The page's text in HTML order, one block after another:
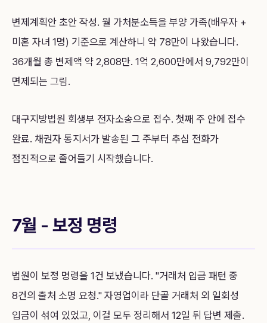
변제계획안 초안 작성. 월 가처분소득을 부양 가족(배우자 +
미혼 자녀 1명) 기준으로 계산하니 약 78만이 나왔습니다.
36개월 총 변제액 약 2,808만. 1억 2,600만에서 9,792만이
면제되는 그림.
대구지방법원 회생부 전자소송으로 접수. 첫째 주 안에 접수
완료. 채권자 통지서가 발송된 그 주부터 추심 전화가
점진적으로 줄어들기 시작했습니다.
7월 - 보정 명령
법원이 보정 명령을 1건 보냈습니다. "거래처 입금 패턴 중
8건의 출처 소명 요청." 자영업이라 단골 거래처 외 일회성
입금이 섞여 있었고, 이걸 모두 정리해서 12일 뒤 답변 제출.